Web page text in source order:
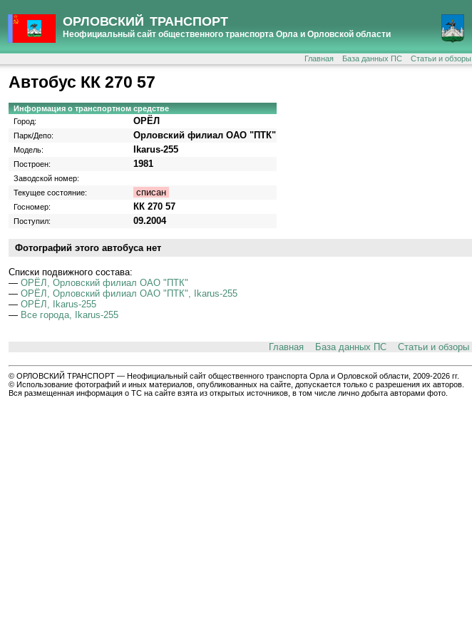
ОРЛОВСКИЙ ТРАНСПОРТ
Неофициальный сайт общественного транспорта Орла и Орловской области
Главная База данных ПС Статьи и обзоры
Автобус КК 270 57
Информация о транспортном средстве
Город:
ОРЁЛ
Парк/Депо: Орловский филиал ОАО "ПТК"
Модель: Ikarus-255
Построен: 1981
Заводской номер:
Текущее состояние:
списан
Госномер: КК 270 57
Поступил: 09.2004
Фотографий этого автобуса нет
Cписки подвижного состава:
— ОРЁЛ, Орловский филиал ОАО "ПТК"
— ОРЁЛ, Орловский филиал ОАО "ПТК", Ikarus-255
— ОРЁЛ, Ikarus-255
— Все города, Ikarus-255
Главная База данных ПС Статьи и обзоры
© ОРЛОВСКИЙ ТРАНСПОРТ — Неофициальный сайт общественного транспорта Орла и Орловской области, 2009-2026 гг.
© Использование фотографий и иных материалов, опубликованных на сайте, допускается только с разрешения их авторов.
Вся размещенная информация о ТС на сайте взята из открытых источников, в том числе лично добыта авторами фото.